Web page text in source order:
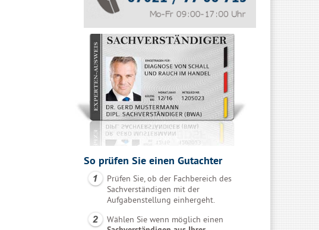
So prüfen Sie einen Gutachter
Prüfen Sie, ob der Fachbereich des
Sachverständigen mit der
Aufgabenstellung einhergeht.
Wählen Sie wenn möglich einen